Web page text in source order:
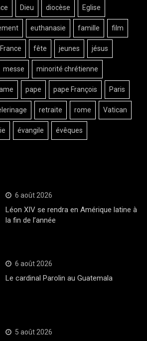
Dieu diocèse Eglise
euthanasie famille film
France fête jeunes jésus
messe minorité chrétienne
pape pape François Paris
retraite rome Vatican
évangile évêques
6 août 2026
Léon XIV se rendra en Amérique latine à
la fin de l’année
6 août 2026
Le cardinal Parolin au Guatemala
5 août 2026